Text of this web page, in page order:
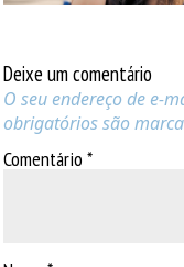
Deixe um comentário
O seu endereço de e-
obrigatórios são
Comentário *